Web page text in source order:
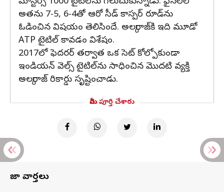
అతను 7-5, 6-4తో ఆరో సీడ్ కాస్పర్ రూడ్‌ను
ఓడించిన విషయం తెలిసిందే. అల్కరాజ్‌కి ఇది మూడో
ATP టైటిల్ కావడం విశేషం.
2017లో ఫెదరర్ తర్వాత ఒక సెట్ కోల్పోకుండా
ఇండియన్ వెల్స్ టైటిల్‌ను సాధించిన మొదటి వ్యక్తి
అల్కరాజ్ రికార్డు సృష్టించాడు.
మీరు పూర్తి చేశారు
తాజా వార్తలు